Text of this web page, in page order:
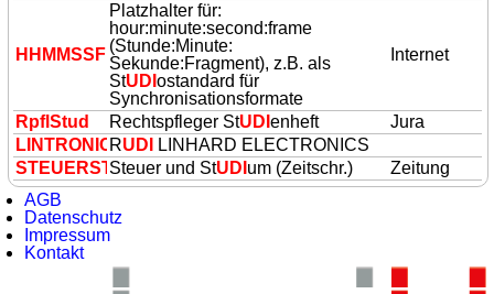
HHMMSSFF
Platzhalter für:
hour:minute:second:frame
(Stunde:Minute:
Sekunde:Fragment), z.B. als
StUDIostandard für
Synchronisationsformate
Internet
RpflStud Rechtspfleger StUDIenheft
Jura
LINTRONICS
RUDI
LINHARD ELECTRONICS
STEUERSTUDSteuer und StUDI um (Zeitschr.)
Zeitung
AGB
Datenschutz
Impressum
Kontakt